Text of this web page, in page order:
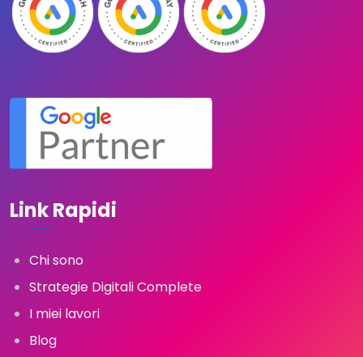
Link Rapidi
Chi sono
Strategie Digitali Complete
I miei lavori
Blog